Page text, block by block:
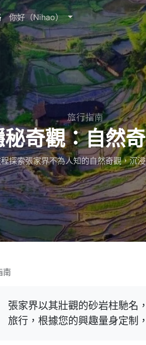
你好（Nihao）
旅行指南
奇觀：自然
探索張家界不為人知的自然奇觀，沉
南
張家界以其壯觀的砂岩柱馳名
旅行，根據您的興趣量身定制